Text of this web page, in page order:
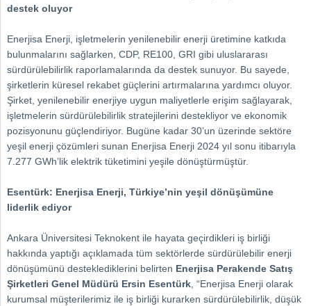
destek oluyor
Enerjisa Enerji, işletmelerin yenilenebilir enerji üretimine katkıda
bulunmalarını sağlarken, CDP, RE100, GRI gibi uluslararası
sürdürülebilirlik raporlamalarında da destek sunuyor. Bu sayede,
şirketlerin küresel rekabet güçlerini artırmalarına yardımcı oluyor.
Şirket, yenilenebilir enerjiye uygun maliyetlerle erişim sağlayarak,
işletmelerin sürdürülebilirlik stratejilerini destekliyor ve ekonomik
pozisyonunu güçlendiriyor. Bugüne kadar 30’un üzerinde sektöre
yeşil enerji çözümleri sunan Enerjisa Enerji 2024 yıl sonu itibarıyla
7.277 GWh’lik elektrik tüketimini yeşile dönüştürmüştür.
Esentürk: Enerjisa Enerji, Türkiye’nin yeşil dönüşümüne
liderlik ediyor
Ankara Üniversitesi Teknokent ile hayata geçirdikleri iş birliği
hakkında yaptığı açıklamada tüm sektörlerde sürdürülebilir enerji
dönüşümünü desteklediklerini belirten Enerjisa Perakende Satış
Şirketleri Genel Müdürü Ersin Esentürk , “Enerjisa Enerji olarak
kurumsal müşterilerimiz ile iş birliği kurarken sürdürülebilirlik, düşük